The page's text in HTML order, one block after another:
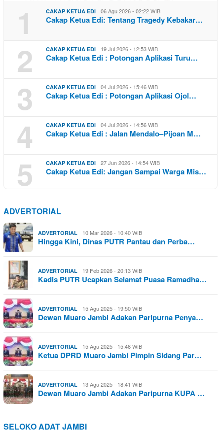
1 CAKAP KETUA EDI 06 Agu 2026 - 02:22 WIB
Cakap Ketua Edi: Tentang Tragedy Kebakar…
2 CAKAP KETUA EDI 19 Jul 2026 - 12:53 WIB
Cakap Ketua Edi : Potongan Aplikasi Turu…
3 CAKAP KETUA EDI 04 Jul 2026 - 15:46 WIB
Cakap Ketua Edi : Potongan Aplikasi Ojol…
4 CAKAP KETUA EDI 04 Jul 2026 - 14:56 WIB
Cakap Ketua Edi : Jalan Mendalo–Pijoan M…
5 CAKAP KETUA EDI 27 Jun 2026 - 14:54 WIB
Cakap Ketua Edi: Jangan Sampai Warga Mis…
ADVERTORIAL
ADVERTORIAL 10 Mar 2026 - 10:40 WIB
Hingga Kini, Dinas PUTR Pantau dan Perba…
ADVERTORIAL 19 Feb 2026 - 20:13 WIB
Kadis PUTR Ucapkan Selamat Puasa Ramadha…
ADVERTORIAL 15 Agu 2025 - 19:50 WIB
Dewan Muaro Jambi Adakan Paripurna Penya…
ADVERTORIAL 15 Agu 2025 - 15:46 WIB
Ketua DPRD Muaro Jambi Pimpin Sidang Par…
ADVERTORIAL 13 Agu 2025 - 18:41 WIB
Dewan Muaro Jambi Adakan Paripurna KUPA …
SELOKO ADAT JAMBI